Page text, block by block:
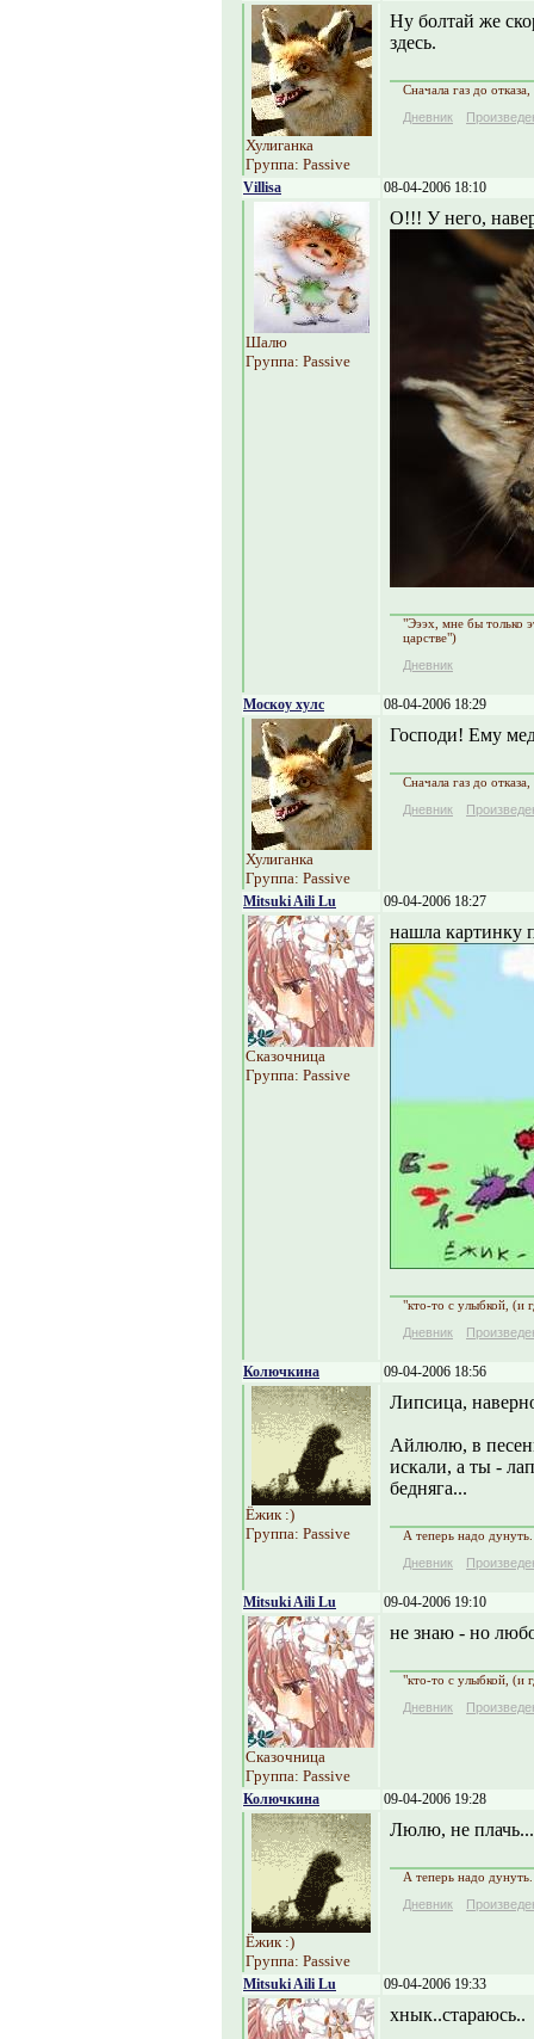
Хулиганка
Группа: Passive
Ну болтай же
здесь.
Сначала газ до
Дневник
Villisa 08-04-2006 18:10
Шалю
Группа: Passive
О!!! У него,
"Эээх, мне бы только
царстве")
Дневник
Москоу хулс 08-04-2006 18:29
Хулиганка
Группа: Passive
Господи! Ему
Сначала газ до
Дневник
Mitsuki Aili Lu 09-04-2006 18:27
Сказочница
Группа: Passive
нашла картинку
"кто-то с улыбкой, (и
Дневник
Колючкина 09-04-2006 18:56
Ёжик :)
Группа: Passive
Липсица,
Айлюлю, в
искали, а ты -
бедняга...
А теперь надо
Дневник
Mitsuki Aili Lu 09-04-2006 19:10
Сказочница
Группа: Passive
не знаю - но
"кто-то с улыбкой, (и
Дневник
Колючкина 09-04-2006 19:28
Ёжик :)
Группа: Passive
Люлю, не
А теперь надо
Дневник
Mitsuki Aili Lu 09-04-2006 19:33
хнык..стараюсь..